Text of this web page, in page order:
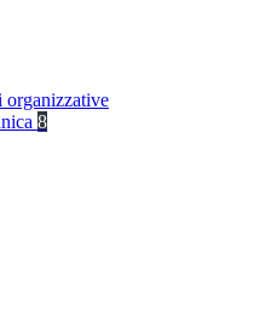
organizzative
8